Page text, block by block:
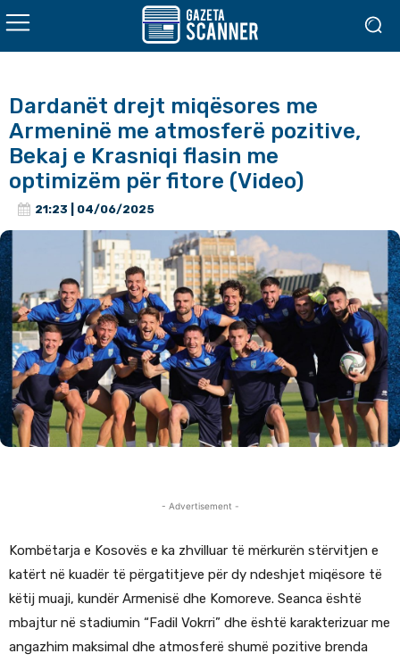
Dardanët drejt miqësores me
Armeninë me atmosferë pozitive,
Bekaj e Krasniqi flasin me
optimizëm për fitore (Video)
21:23 | 04/06/2025
- Advertisement -
Kombëtarja e Kosovës e ka zhvilluar të mërkurën stërvitjen e
katërt në kuadër të përgatitjeve për dy ndeshjet miqësore të
këtij muaji, kundër Armenisë dhe Komoreve. Seanca është
mbajtur në stadiumin “Fadil Vokrri” dhe është karakterizuar me
angazhim maksimal dhe atmosferë shumë pozitive brenda